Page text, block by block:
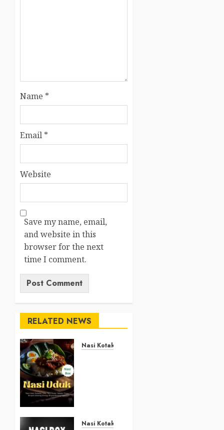
Name *
Email *
Website
Save my name, email,
and website in this
browser for the next
time I comment.
RELATED NEWS
Nasi Kotak
DECEMBER
Nasi Kotak